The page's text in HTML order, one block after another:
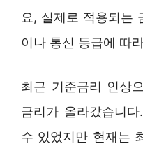
요, 실제로 적용되는
이나 통신 등급에 따
최근 기준금리 인상
금리가 올라갔습니
수 있었지만 현재는